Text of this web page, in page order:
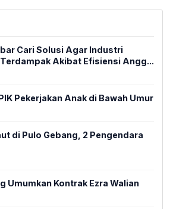
Cari Solusi Agar Industri
Akibat Efisiensi Angg...
Pekerjakan Anak di Bawah Umur
di Pulo Gebang, 2 Pengendara
Umumkan Kontrak Ezra Walian